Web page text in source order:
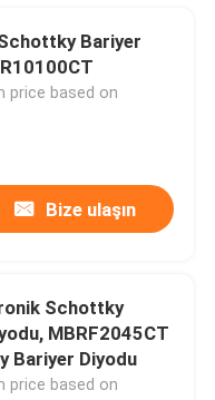
Bariyer
price based on
Bize ulaşın
Schottky
MBRF2045CT
Bariyer Diyodu
price based on